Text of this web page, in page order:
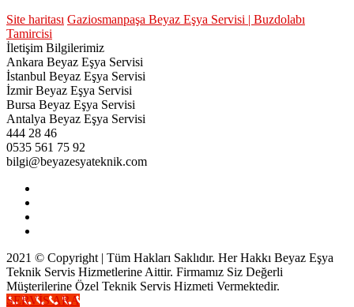
Site haritası Gaziosmanpaşa Beyaz Eşya Servisi | Buzdolabı
Tamircisi
İletişim Bilgilerimiz
Ankara Beyaz Eşya Servisi
İstanbul Beyaz Eşya Servisi
İzmir Beyaz Eşya Servisi
Bursa Beyaz Eşya Servisi
Antalya Beyaz Eşya Servisi
444 28 46
0535 561 75 92
bilgi@beyazesyateknik.com
2021 © Copyright | Tüm Hakları Saklıdır. Her Hakkı Beyaz Eşya
Teknik Servis Hizmetlerine Aittir. Firmamız Siz Değerli
Müşterilerine Özel Teknik Servis Hizmeti Vermektedir.
SERVİS ARA